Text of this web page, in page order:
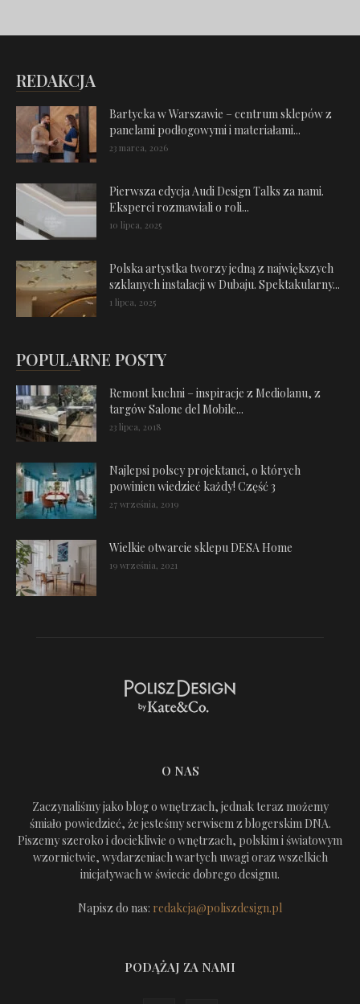
REDAKCJA
Bartycka w Warszawie – centrum sklepów z
panelami podłogowymi i materiałami...
23 marca, 2026
Pierwsza edycja Audi Design Talks za nami.
Eksperci rozmawiali o roli...
10 lipca, 2025
Polska artystka tworzy jedną z największych
szklanych instalacji w Dubaju. Spektakularny...
1 lipca, 2025
POPULARNE POSTY
Remont kuchni – inspiracje z Mediolanu, z
targów Salone del Mobile...
23 lipca, 2018
Najlepsi polscy projektanci, o których
powinien wiedzieć każdy! Część 3
27 września, 2019
Wielkie otwarcie sklepu DESA Home
19 września, 2021
O NAS
Zaczynaliśmy jako blog o wnętrzach, jednak teraz możemy
śmiało powiedzieć, że jesteśmy serwisem z blogerskim DNA.
Piszemy szeroko i dociekliwie o wnętrzach, polskim i światowym
wzornictwie, wydarzeniach wartych uwagi oraz wszelkich
inicjatywach w świecie dobrego designu.
Napisz do nas: redakcja@poliszdesign.pl
PODĄŻAJ ZA NAMI